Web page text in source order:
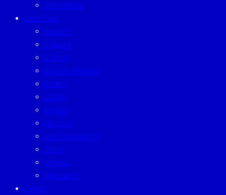
SUSTAINISM
LIFESTYLE
BEAUTY
CAREER
EATERY
ENTERTAINMENT
FAMILY
LIVING
MONEY
MUTELU
SUSTAINABILITY
TECH
TRAVEL
WELLNESS
EVENT